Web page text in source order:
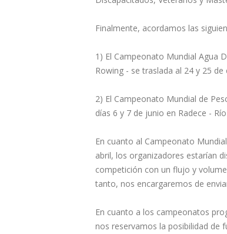
Finalmente, acordamos las
1) El Campeonato Mundial Agua
Rowing - se traslada al 24 y 25 de
2) El Campeonato Mundial de
días 6 y 7 de junio en Radece -
En cuanto al Campeonato
abril, los organizadores estarían
competición con un flujo y
tanto, nos encargaremos de
En cuanto a los campeonatos
nos reservamos la posibilidad de